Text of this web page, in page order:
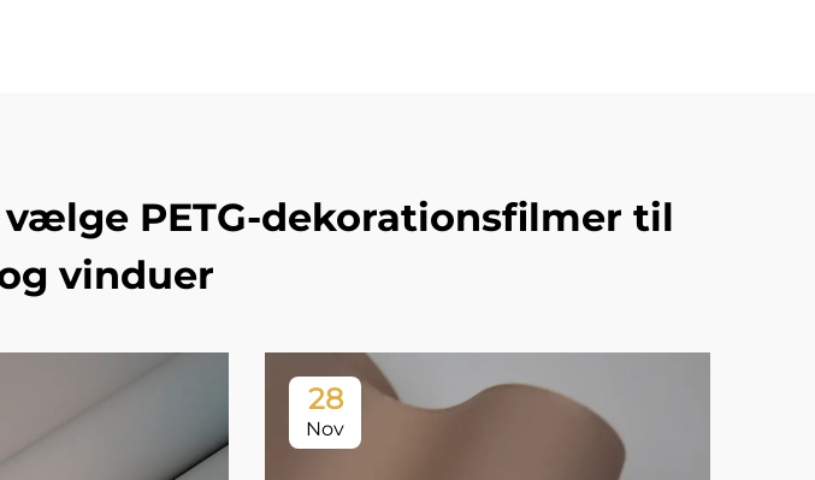
vælge PETG-dekorationsfilmer til
vinduer
28
Nov